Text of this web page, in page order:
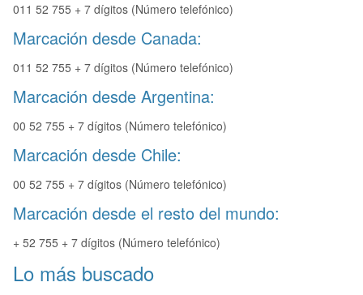
011 52 755 + 7 dígitos (Número telefónico)
Marcación desde Canada:
011 52 755 + 7 dígitos (Número telefónico)
Marcación desde Argentina:
00 52 755 + 7 dígitos (Número telefónico)
Marcación desde Chile:
00 52 755 + 7 dígitos (Número telefónico)
Marcación desde el resto del mundo:
+ 52 755 + 7 dígitos (Número telefónico)
Lo más buscado